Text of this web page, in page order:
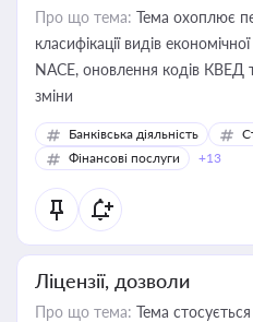
Про що тема: Тема охоплює
класифікації видів
NACE, оновлення кодів КВЕД
зміни
Банківська діяльність
Фінансові послуги
+13
Ліцензії, дозволи
Про що тема: Тема